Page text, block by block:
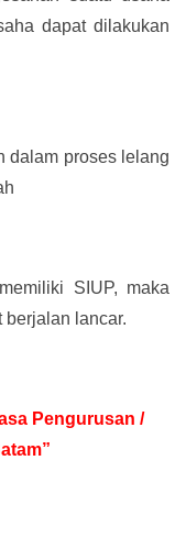
dapat dilakukan
dalam proses lelang
SIUP, maka
berjalan lancar.
Pengurusan /